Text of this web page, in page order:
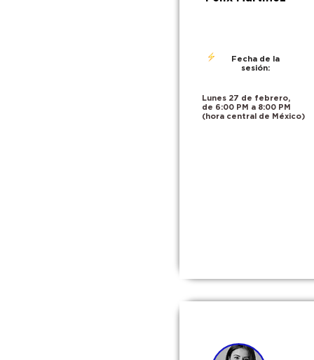
Fecha de la
sesión:
Lunes 27 de febrero,
de 6:00 PM a 8:00 PM
(hora central de México)